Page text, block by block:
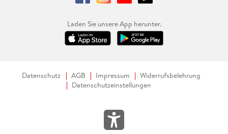
Laden Sie unsere App herunter.
Datenschutz AGB Impressum
Widerrufsbelehrung
Datenschutzeinstellungen